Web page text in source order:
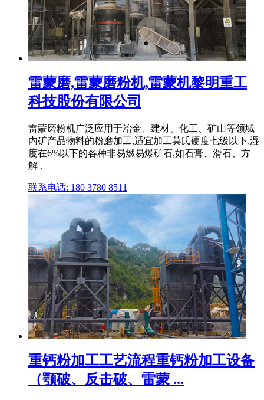
雷蒙磨,雷蒙磨粉机,雷蒙机黎明重工
科技股份有限公司
雷蒙磨粉机广泛应用于冶金、建材、化工、矿山等领域
内矿产品物料的粉磨加工,适宜加工莫氏硬度七级以下,湿
度在6%以下的各种非易燃易爆矿石,如石膏、滑石、方
解 .
联系电话: 180 3780 8511
重钙粉加工工艺流程重钙粉加工设备
（颚破、反击破、雷蒙 ...